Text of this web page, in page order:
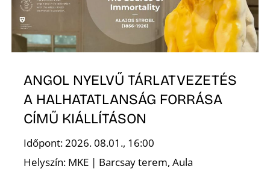
ANGOL NYELVŰ TÁRLATVEZETÉS
A HALHATATLANSÁG FORRÁSA
CÍMŰ KIÁLLÍTÁSON
Időpont: 2026. 08.01., 16:00
Helyszín: MKE | Barcsay terem, Aula